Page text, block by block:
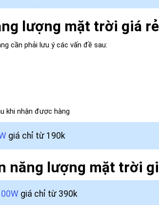
lượng mặt trời giá
cần phải lưu ý các vấn đề sau:
khi nhận được hàng
giá chỉ từ 190k
năng lượng mặt trời
giá chỉ từ 390k